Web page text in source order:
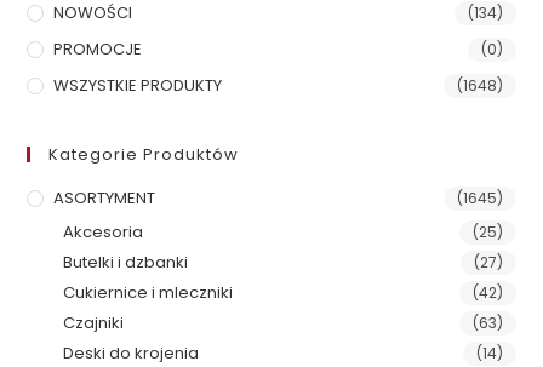
NOWOŚCI (134)
PROMOCJE (0)
WSZYSTKIE PRODUKTY (1648)
Kategorie Produktów
ASORTYMENT
(1645)
Akcesoria (25)
Butelki i dzbanki (27)
Cukiernice i mleczniki (42)
Czajniki (63)
Deski do krojenia (14)